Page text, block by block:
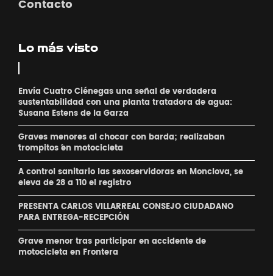
Contacto
Lo más visto
Envía Cuatro Ciénegas una señal de verdadera
sustentabilidad con una planta tratadora de agua:
Susana Estens de la Garza
Graves menores al chocar con barda; realizaban
´trompitos ´en motocicleta
A control sanitario las sexoservidoras en Monclova, se
eleva de 28 a 110 el registro
PRESENTA CARLOS VILLARREAL CONSEJO CIUDADANO
PARA ENTREGA-RECEPCIÓN
Grave menor tras participar en accidente de
motocicleta en Frontera